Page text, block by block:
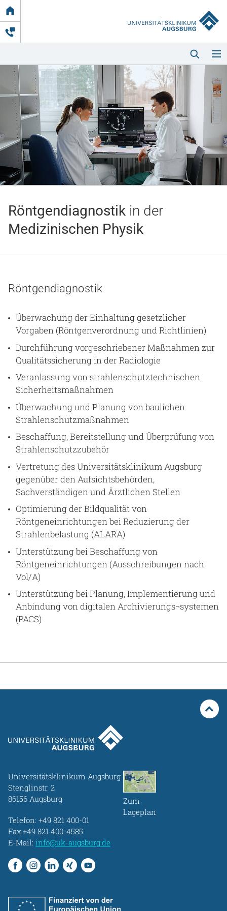
Link
zur
Startseite
Startseite
Kliniken & Einrichtungen
Zuweisende
Beruf & Karriere
Notaufnahme
Anreise
Röntgendiagnostik in der
Medizinischen Physik
Röntgendiagnostik
Überwachung der Einhaltung gesetzlicher
Vorgaben (Röntgenverordnung und Richtlinien)
Durchführung vorgeschriebener Maßnahmen zur
Qualitätssicherung in der Radiologie
Veranlassung von strahlenschutztechnischen
Sicherheitsmaßnahmen
Überwachung und Planung von baulichen
Strahlenschutzmaßnahmen
Beschaffung, Bereitstellung und Überprüfung von
Strahlenschutzzubehör
Vertretung des Universitätsklinikum Augsburg
gegenüber den Aufsichtsbehörden,
Sachverständigen und Ärztlichen Stellen
Optimierung der Bildqualität von
Röntgeneinrichtungen bei Reduzierung der
Strahlenbelastung (ALARA)
Unterstützung bei Beschaffung von
Röntgeneinrichtungen (Ausschreibungen nach
Vol/A)
Unterstützung bei Planung, Implementierung und
Anbindung von digitalen Archivierungs¬systemen
(PACS)
Universitätsklinikum Augsburg
Stenglinstr. 2
86156 Augsburg
Telefon: +49 821 400-01
Fax:+49 821 400-4585
E-Mail: info@uk-augsburg.de
Zum
Lageplan